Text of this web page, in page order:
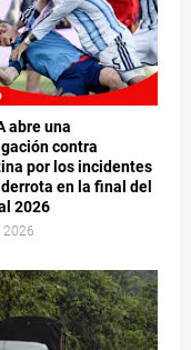
abre una
contra
por los incidentes
en la final del
2026
2026